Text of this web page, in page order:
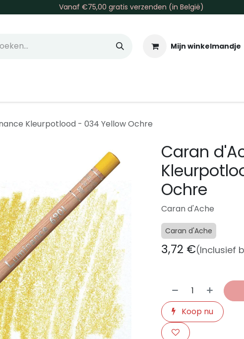
Vanaf €75,00 gratis verzenden (in België)
Mijn winkelmandje
Kleurpotlood - 034 Yellow Ochre
Caran
Ochre
Caran d'Ache
Caran d'Ache
3,72 €(Inclusief
Koop nu